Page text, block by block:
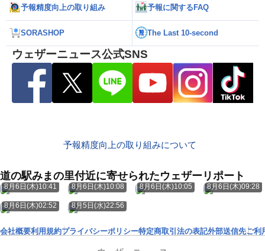
予報精度向上の取り組み 予報に関するFAQ
SORASHOP The Last 10-second
ウェザーニュース公式SNS
予報精度向上の取り組みについて
道の駅みまの里付近に寄せられたウェザーリポート
8月6日(木)10:41 8月6日(木)10:08 8月6日(木)10:05 8月6日(木)09:28
8月6日(木)02:52 8月5日(水)22:56
会社概要利用規約プライバシーポリシー特定商取引法の表記外部送信先ご利